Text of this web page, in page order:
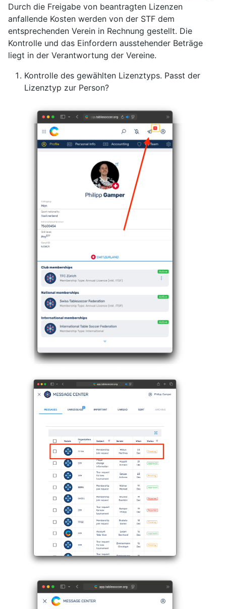
Durch die Freigabe von beantragten Lizenzen
anfallende Kosten werden von der STF dem
entsprechenden Verein in Rechnung gestellt. Die
Kontrolle und das Einfordern ausstehender Beträge
liegt in der Verantwortung der Vereine.
Kontrolle des gewählten Lizenztyps. Passt der
Lizenztyp zur Person?